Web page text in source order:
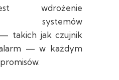
wdrożenie
systemów
takich jak czujnik
— w każdym